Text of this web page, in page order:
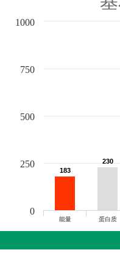
183
183
230
230
能量 蛋白质
0
250
500
750
1000